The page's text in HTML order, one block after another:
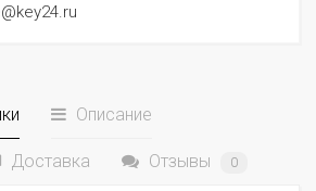
Описание
Доставка Отзывы 0